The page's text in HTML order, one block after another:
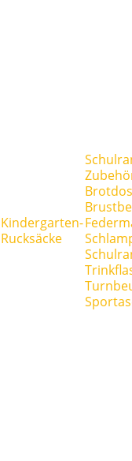
Kindergarten-
Rucksäcke